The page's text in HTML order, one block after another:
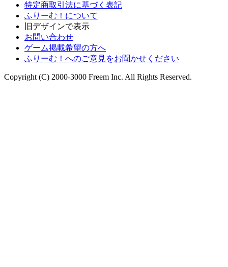
特定商取引法に基づく表記
ふりーむ！について
旧デザインで表示
お問い合わせ
ゲーム掲載希望の方へ
ふりーむ！へのご意見をお聞かせください
Copyright (C) 2000-3000 Freem Inc. All Rights Reserved.